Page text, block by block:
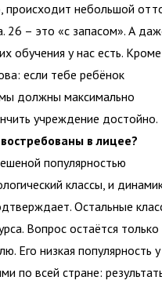
происходит небольшой
26 – это «с запасом». А
обучения у нас есть. Кроме
если тебе ребёнок
должны максимально
учреждение достойно.
в лицее?
популярностью
классы, и
Остальные
Вопрос остаётся
Его низкая популярность у
по всей стране: